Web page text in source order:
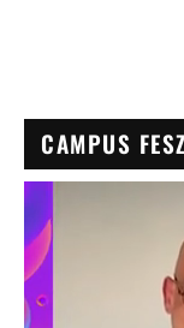
CAMPUS